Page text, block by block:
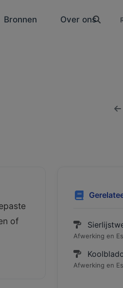
Bronnen Over ons
of
Afwerking en
Afwerking en